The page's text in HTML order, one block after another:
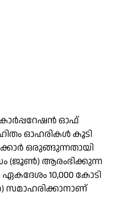
ഓഫ്
ഓഹരികള്‍ കൂടി
ഒരുങ്ങുന്നതായി
(ജൂണ്‍) ആരംഭിക്കുന്ന
10,000 കോടി
സമാഹരിക്കാനാണ്